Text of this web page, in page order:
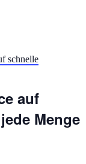
schnelle
auf
Menge